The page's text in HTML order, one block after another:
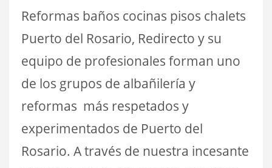
Reformas baños cocinas pisos chalets
Puerto del Rosario, Redirecto y su
equipo de profesionales forman uno
de los grupos de albañilería y
reformas más respetados y
experimentados de Puerto del
Rosario. A través de nuestra incesante